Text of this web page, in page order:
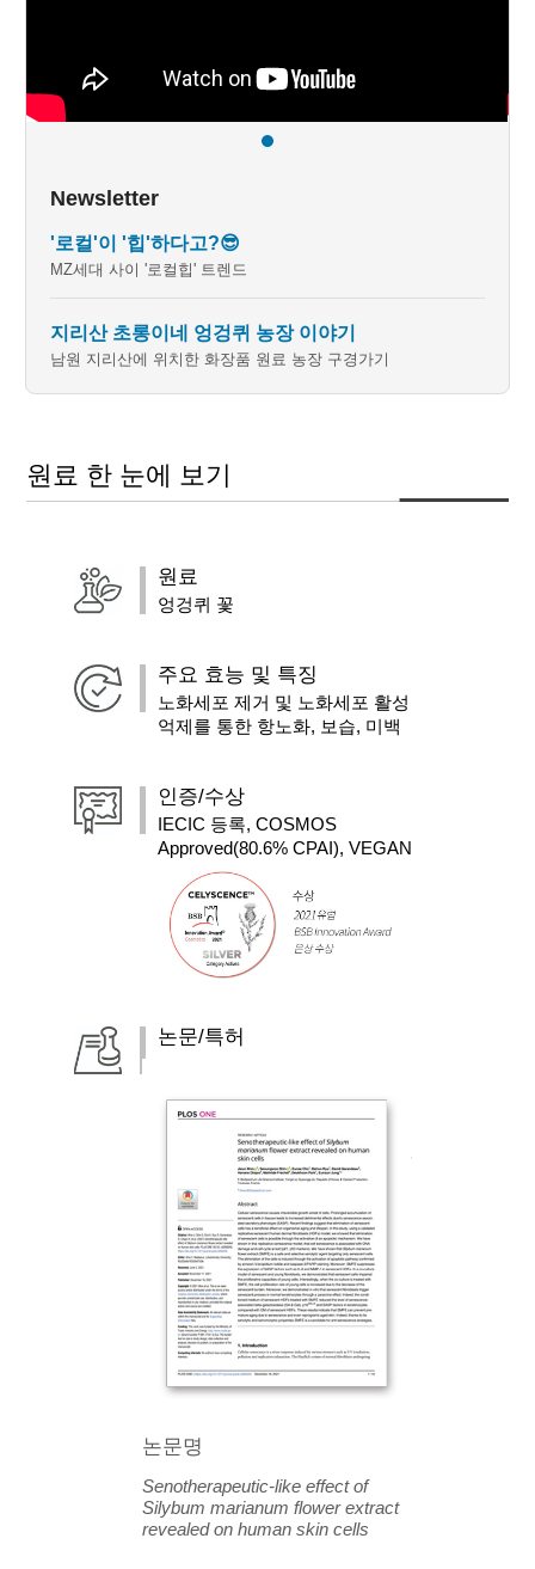
Newsletter
'로컬'이 '힙'하다고?😎
MZ세대 사이 '로컬힙' 트렌드
지리산 초롱이네 엉겅퀴 농장 이야기
남원 지리산에 위치한 화장품 원료 농장 구경가기
원료 한 눈에 보기
원료
엉겅퀴 꽃
주요 효능 및 특징
노화세포 제거 및 노화세포 활성
억제를 통한 항노화, 보습, 미백
인증/수상
IECIC 등록, COSMOS
Approved(80.6% CPAI), VEGAN
논문/특허
논문명
Senotherapeutic-like effect of
Silybum marianum flower extract
revealed on human skin cells